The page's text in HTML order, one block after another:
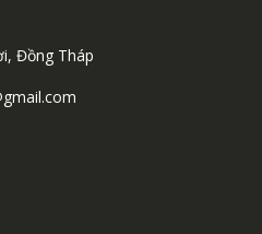
Đồng Tháp